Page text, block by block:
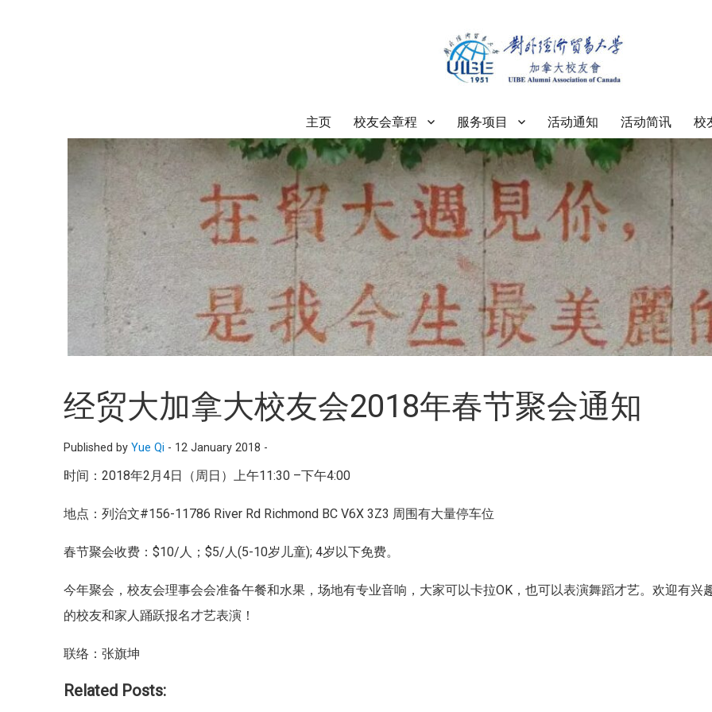
对外经济贸易大学加拿大校友会
主页 校友会章程 服务项目 活动通知 活动简讯 校
经贸大加拿大校友会2018年春节聚会通知
Published byYue Qi - 12 January 2018 -
时间：2018年2月4日（周日）上午11:30 –下午4:00
地点：列治文#156-11786 River Rd Richmond BC V6X 3Z3 周围有大量停车位
春节聚会收费：$10/人；$5/人(5-10岁儿童); 4岁以下免费。
今年聚会，校友会理事会会准备午餐和水果，场地有专业音响，大家可以卡拉OK，也可以表演舞蹈才艺。欢迎有兴
的校友和家人踊跃报名才艺表演！
联络：张旗坤
Related Posts: